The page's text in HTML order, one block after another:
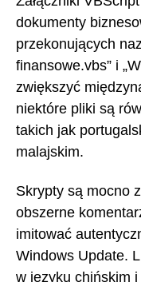
dokumenty
przekonujących
finansowe.vbs” i
zwiększyć
niektóre pliki są
takich jak
malajskim.
Skrypty są mocno
obszerne
imitować
Windows Update.
w języku chińskim